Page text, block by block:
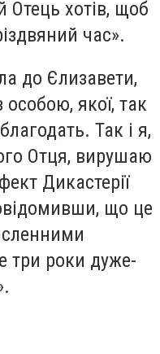
Отець хотів, щоб
час».
до Єлизавети,
особою, якої, так
Так і я,
Отця, вирушаю
Дикастерії
що це
три роки дуже-